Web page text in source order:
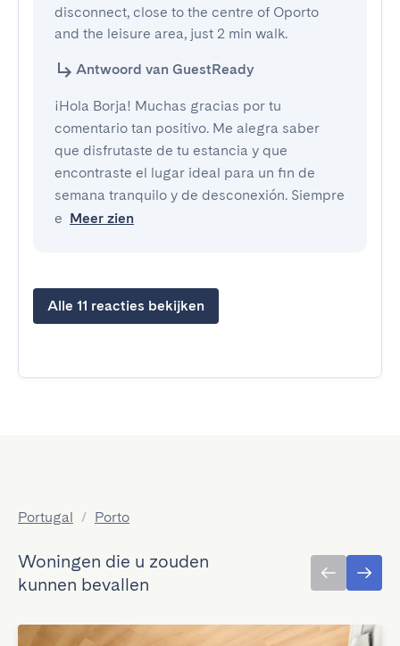
disconnect, close to the centre of Oporto
and the leisure area, just 2 min walk.
Antwoord van GuestReady
¡Hola Borja! Muchas gracias por tu
comentario tan positivo. Me alegra saber
que disfrutaste de tu estancia y que
encontraste el lugar ideal para un fin de
semana tranquilo y de desconexión. Siempre
e Meer zien
Alle 11 reacties bekijken
Portugal / Porto
Woningen die u zouden
kunnen bevallen